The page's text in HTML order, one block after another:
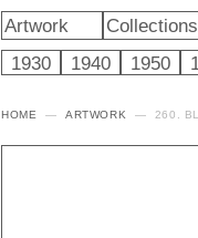
Artwork Collections
1930
1940 1950
HOME ARTWORK 260.